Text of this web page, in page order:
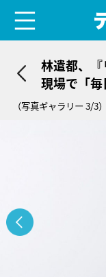
林遣都、
現場で「
ー】
（写真ギャラリー 3/3）